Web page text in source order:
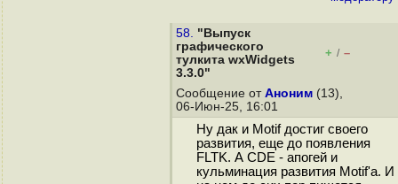
58. "Выпуск
графического
тулкита wxWidgets
3.3.0"
+ / –
Сообщение от Аноним (13),
06-Июн-25, 16:01
Ну дак и Motif достиг своего
развития, еще до появления
FLTK. А CDE - апогей и
кульминация развития Motif'а. И